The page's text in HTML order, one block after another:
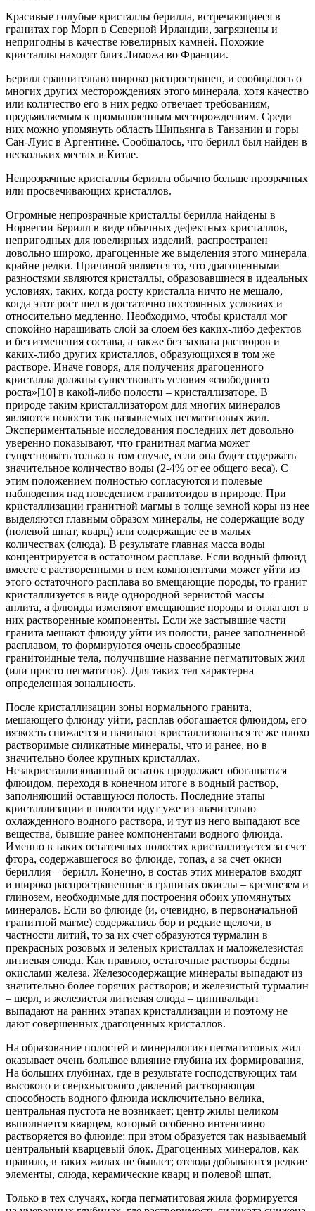
Красивые голубые кристаллы берилла, встречающиеся в
гранитах гор Морп в Северной Ирландии, загрязнены и
непригодны в качестве ювелирных камней. Похожие
кристаллы находят близ Лиможа во Франции.
Берилл сравнительно широко распространен, и сообщалось о
многих других месторождениях этого минерала, хотя качество
или количество его в них редко отвечает требованиям,
предъявляемым к промышленным месторождениям. Среди
них можно упомянуть область Шипьянга в Танзании и горы
Сан-Луис в Аргентине. Сообщалось, что берилл был найден в
нескольких местах в Китае.
Непрозрачные кристаллы берилла обычно больше прозрачных
или просвечивающих кристаллов.
Огромные непрозрачные кристаллы берилла найдены в
Норвегии Берилл в виде обычных дефектных кристаллов,
непригодных для ювелирных изделий, распространен
довольно широко, драгоценные же выделения этого минерала
крайне редки. Причиной является то, что драгоценными
разностями являются кристаллы, образовавшиеся в идеальных
условиях, таких, когда росту кристалла ничто не мешало,
когда этот рост шел в достаточно постоянных условиях и
относительно медленно. Необходимо, чтобы кристалл мог
спокойно наращивать слой за слоем без каких-либо дефектов
и без изменения состава, а также без захвата растворов и
каких-либо других кристаллов, образующихся в том же
растворе. Иначе говоря, для получения драгоценного
кристалла должны существовать условия «свободного
роста»[10] в какой-либо полости – кристаллизаторе. В
природе таким кристаллизатором для многих минералов
являются полости так называемых пегматитовых жил.
Экспериментальные исследования последних лет довольно
уверенно показывают, что гранитная магма может
существовать только в том случае, если она будет содержать
значительное количество воды (2-4% от ее общего веса). С
этим положением полностью согласуются и полевые
наблюдения над поведением гранитоидов в природе. При
кристаллизации гранитной магмы в толще земной коры из нее
выделяются главным образом минералы, не содержащие воду
(полевой шпат, кварц) или содержащие ее в малых
количествах (слюда). В результате главная масса воды
концентрируется в остаточном расплаве. Если водный флюид
вместе с растворенными в нем компонентами может уйти из
этого остаточного расплава во вмещающие породы, то гранит
кристаллизуется в виде однородной зернистой массы –
аплита, а флюиды изменяют вмещающие породы и отлагают в
них растворенные компоненты. Если же застывшие части
гранита мешают флюиду уйти из полости, ранее заполненной
расплавом, то формируются очень своеобразные
гранитоидные тела, получившие название пегматитовых жил
(или просто пегматитов). Для таких тел характерна
определенная зональность.
После кристаллизации зоны нормального гранита,
мешающего флюиду уйти, расплав обогащается флюидом, его
вязкость снижается и начинают кристаллизоваться те же плохо
растворимые силикатные минералы, что и ранее, но в
значительно более крупных кристаллах.
Незакристаллизованный остаток продолжает обогащаться
флюидом, переходя в конечном итоге в водный раствор,
заполняющий оставшуюся полость. Последние этапы
кристаллизации в полости идут уже из значительно
охлажденного водного раствора, и тут из него выпадают все
вещества, бывшие ранее компонентами водного флюида.
Именно в таких остаточных полостях кристаллизуется за счет
фтора, содержавшегося во флюиде, топаз, а за счет окиси
бериллия – берилл. Конечно, в состав этих минералов входят
и широко распространенные в гранитах окислы – кремнезем и
глинозем, необходимые для построения обоих упомянутых
минералов. Если во флюиде (и, очевидно, в первоначальной
гранитной магме) содержались бор и редкие щелочи, в
частности литий, то за их счет образуются турмалин в
прекрасных розовых и зеленых кристаллах и маложелезистая
литиевая слюда. Как правило, остаточные растворы бедны
окислами железа. Железосодержащие минералы выпадают из
значительно более горячих растворов; и железистый турмалин
– шерл, и железистая литиевая слюда – циннвальдит
выпадают на ранних этапах кристаллизации и поэтому не
дают совершенных драгоценных кристаллов.
На образование полостей и минералогию пегматитовых жил
оказывает очень большое влияние глубина их формирования,
На больших глубинах, где в результате господствующих там
высокого и сверхвысокого давлений растворяющая
способность водного флюида исключительно велика,
центральная пустота не возникает; центр жилы целиком
выполняется кварцем, который особенно интенсивно
растворяется во флюиде; при этом образуется так называемый
центральный кварцевый блок. Драгоценных минералов, как
правило, в таких жилах не бывает; отсюда добываются редкие
элементы, слюда, керамические кварц и полевой шпат.
Только в тех случаях, когда пегматитовая жила формируется